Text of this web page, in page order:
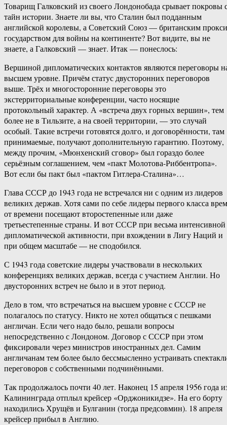
Товарищ Галковский из своего Лондонобада срывает покровы
тайн истории. Знаете ли вы, что Сталин был подданным
английской королевы, а Советский Союз — британским
государством для войны на континенте? Вот видите, вы не
знаете, а Галковский — знает. Итак — понеслось:
Вершиной дипломатических контактов являются переговоры
высшем уровне. Причём статус двусторонних переговоров
выше. Трёх и многосторонние переговоры это
экстерриториальные конференции, часто носящие
протокольный характер. А «встреча двух горных вершин», тем
более не в Тильзите, а на своей территории, — это случай
особый. Такие встречи готовятся долго, и договорённости, там
принимаемые, получают дополнительную гарантию. Поэтому,
между прочим, «Мюнхенский сговор» был гораздо более
серьёзным соглашением, чем «пакт Молотова-Риббентропа».
Вот если бы пакт был «пактом Гитлера-Сталина»…
Глава СССР до 1943 года не встречался ни с одним из лидеров
великих держав. Хотя сами по себе лидеры первого класса
от времени посещают второстепенные или даже
третьестепенные страны. И вот СССР при весьма интенсивной
дипломатической активности, при вхождении в Лигу Наций и
при общем масштабе — не сподобился.
С 1943 года советские лидеры участвовали в нескольких
конференциях великих держав, всегда с участием Англии. Но
двусторонних встреч не было и в этот период.
Дело в том, что встречаться на высшем уровне с СССР не
полагалось по статусу. Никто не хотел общаться с пешками
англичан. Если чего надо было, решали вопросы
непосредственно с Лондоном. Договор с СССР при этом
фиксировали через министров иностранных дел. Самим
англичанам тем более было бессмысленно устраивать
переговоров с собственными подчинёнными.
Так продолжалось почти 40 лет. Наконец 15 апреля 1956 года
Калининграда отплыл крейсер «Орджоникидзе». На его борту
находились Хрущёв и Булганин (тогда предсовмин). 18 апреля
крейсер прибыл в Англию.